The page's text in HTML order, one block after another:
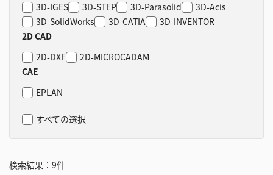
3D-IGES
3D-STEP 3D-Parasolid
3D-Acis
3D-SolidWorks
3D-CATIA
3D-INVENTOR
2D CAD
2D-DXF
2D-MICROCADAM
CAE
EPLAN
すべての選択
検索結果： 9件